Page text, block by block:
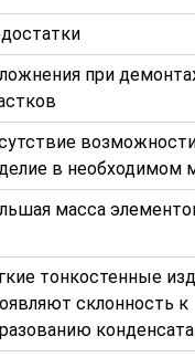
при
в необходимом
масса
тонкостенные
склонность к
конденсата